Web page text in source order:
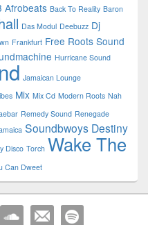
Afrobeats Back To Reality Baron
Das Modul Deebuzz Dj
Frankfurt Free Roots Sound
Hurricane Sound
Jamaican Lounge
Mix Mix Cd Modern Roots Nah
Remedy Sound Renegade
Soundbwoys Destiny
Disco Torch Wake The
Can Dweet